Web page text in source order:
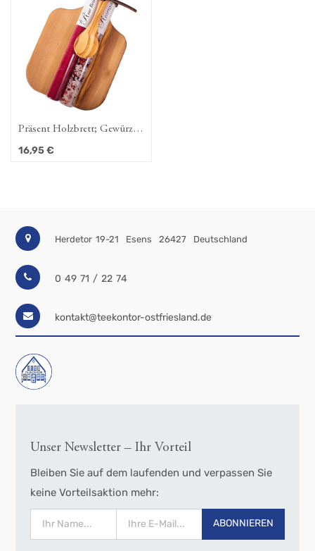
Präsent Holzbrett; Gewürze
El Tubo: Rote Beete Salz
16,95€
Herdetor 19-21 Esens 26427 Deutschland
0 49 71 / 22 74
kontakt@teekontor-ostfriesland.de
Unser Newsletter – Ihr Vorteil
Bleiben Sie auf dem laufenden und verpassen Sie
keine Vorteilsaktion mehr:
ABONNIEREN